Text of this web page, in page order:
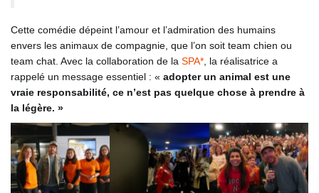
Cette comédie dépeint l’amour et l’admiration des humains
envers les animaux de compagnie, que l’on soit team chien ou
team chat. Avec la collaboration de la SPA*, la réalisatrice a
rappelé un message essentiel : « adopter un animal est une
vraie responsabilité, ce n’est pas quelque chose à prendre à
la légère. »